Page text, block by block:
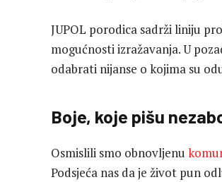
JUPOL porodica sadrži liniju
mogućnosti izražavanja. U
odabrati nijanse o kojima su
Boje, koje pišu
Osmislili smo obnovljenu
Podsjeća nas da je život pun